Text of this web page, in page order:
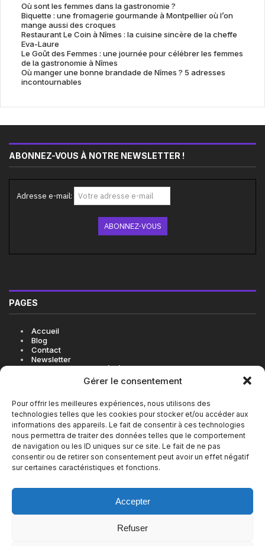
Gérer le consentement
Pour offrir les meilleures expériences, nous utilisons des
technologies telles que les cookies pour stocker et/ou accéder aux
informations des appareils. Le fait de consentir à ces technologies
nous permettra de traiter des données telles que le comportement
de navigation ou les ID uniques sur ce site. Le fait de ne pas
consentir ou de retirer son consentement peut avoir un effet négatif
sur certaines caractéristiques et fonctions.
Accepter
Refuser
Où sont les femmes dans la gastronomie ?
Biquette : une fromagerie gourmande à Montpellier où l’on
mange aussi des croques
Restaurant Le Coin à Nîmes : la cuisine sincère de la cheffe
Eva-Laure
Le Goût des Femmes : une journée pour célébrer les femmes
de la gastronomie à Nîmes
Où manger une bonne brandade de Nîmes ? 5 adresses
incontournables
ABONNEZ-VOUS À NOTRE NEWSLETTER !
Adresse e-mail:
PAGES
Accueil
Blog
Contact
Newsletter
Politique de cookies (UE)
LES BONNES ADRESSES EN VIDÉO SUR INSTAGRAM